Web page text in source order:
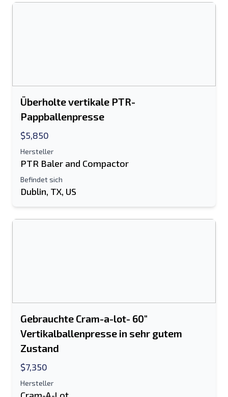
Überholte vertikale PTR-
Pappballenpresse
$5,850
Hersteller
PTR Baler and Compactor
Befindet sich
Dublin, TX, US
Gebrauchte Cram-a-lot- 60"
Vertikalballenpresse in sehr gutem
Zustand
$7,350
Hersteller